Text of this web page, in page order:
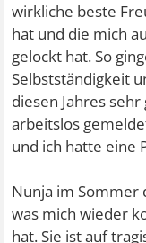
wirkliche beste
hat und die mich
gelockt hat. So
Selbstständigkeit
diesen Jahres
arbeitslos
und ich hatte eine
Nunja im Sommer
was mich wieder
hat. Sie ist auf